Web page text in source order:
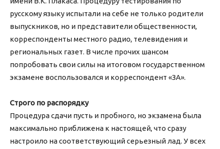
русскому языку испытали на себе не только родители
выпускников, но и представители общественности,
корреспонденты местного радио, телевидения и
региональных газет. В числе прочих шансом
попробовать свои силы на итоговом государственном
экзамене воспользовался и корреспондент «ЗА».
Строго по распорядку
Процедура сдачи пусть и пробного, но экзамена была
максимально приближена к настоящей, что сразу
настроило на соответствующий серьезный лад. У всех